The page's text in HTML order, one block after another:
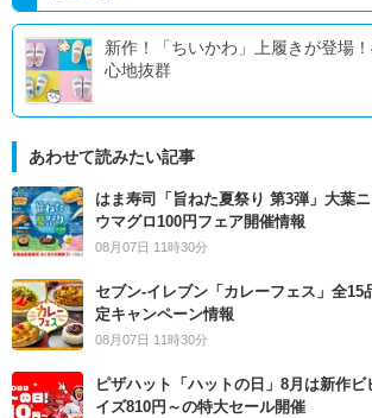
新作！「ちいかわ」上履きが登場
心地抜群
あわせて読みたい記事
はま寿司「旨ねた夏祭り 第3弾」大葉
ウマグロ100円フェア開催情報
08月07日 11時30分
セブン‐イレブン「カレーフェス」全15
定キャンペーン情報
08月07日 11時30分
ピザハット「ハットの日」8月は新作
イズ810円～の特大セール開催